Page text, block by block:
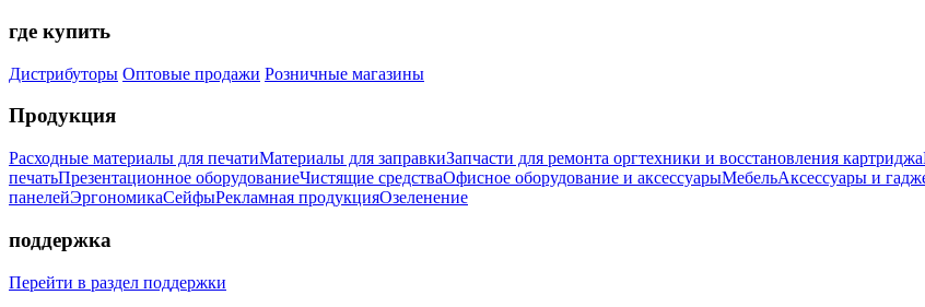
где купить
Дистрибуторы Оптовые продажи Розничные магазины
Продукция
Расходные материалы для печатиМатериалы для заправкиЗапчасти для ремонта оргтехники и восстановления картриджа
печатьПрезентационное оборудованиеЧистящие средстваОфисное оборудование и аксессуарыМебельАксессуары и
панелейЭргономикаСейфыРекламная продукцияОзеленение
поддержка
Перейти в раздел поддержки